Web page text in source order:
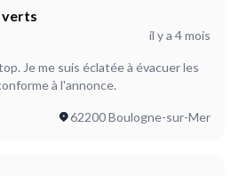
verts
il y a 4 mois
Je me suis éclatée à évacuer les
à l'annonce.
62200 Boulogne-sur-Mer